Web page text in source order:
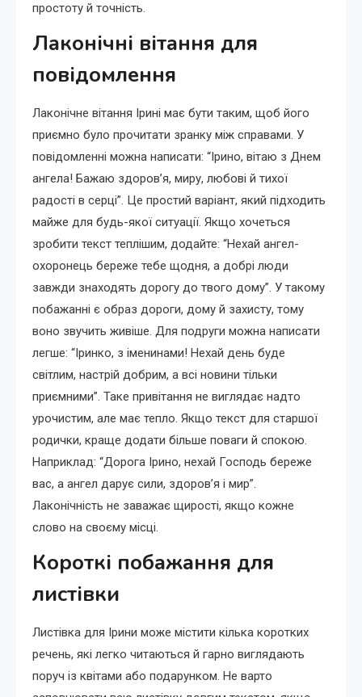
простоту й точність.
Лаконічні вітання для
повідомлення
Лаконічне вітання Ірині має бути таким, щоб його
приємно було прочитати зранку між справами. У
повідомленні можна написати: “Ірино, вітаю з Днем
ангела! Бажаю здоров’я, миру, любові й тихої
радості в серці”. Це простий варіант, який підходить
майже для будь-якої ситуації. Якщо хочеться
зробити текст теплішим, додайте: “Нехай ангел-
охоронець береже тебе щодня, а добрі люди
завжди знаходять дорогу до твого дому”. У такому
побажанні є образ дороги, дому й захисту, тому
воно звучить живіше. Для подруги можна написати
легше: “Іринко, з іменинами! Нехай день буде
світлим, настрій добрим, а всі новини тільки
приємними”. Таке привітання не виглядає надто
урочистим, але має тепло. Якщо текст для старшої
родички, краще додати більше поваги й спокою.
Наприклад: “Дорога Ірино, нехай Господь береже
вас, а ангел дарує сили, здоров’я і мир”.
Лаконічність не заважає щирості, якщо кожне
слово на своєму місці.
Короткі побажання для
листівки
Листівка для Ірини може містити кілька коротких
речень, які легко читаються й гарно виглядають
поруч із квітами або подарунком. Не варто